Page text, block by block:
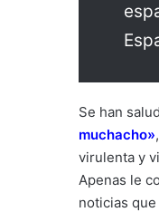
Se han
muchacho»
virulenta y
Apenas le
noticias